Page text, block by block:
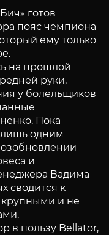
готов
пояс чемпиона
ему только
на прошлой
руки,
у болельщиков
Пока
одним
и
Вадима
сводится к
крупными и не
в пользу Bellator,